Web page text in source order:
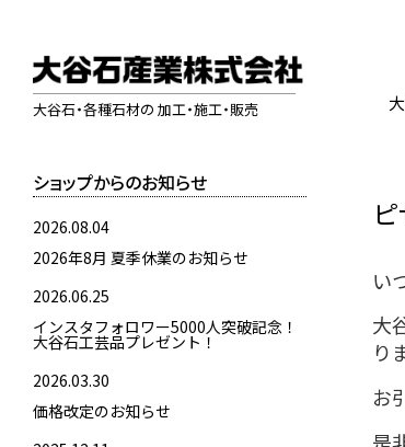
大谷石・各種石材の 加工・施工・販売
い
大
り
お
ショップからのお知らせ
2026.08.04
2026年8月 夏季休業のお知らせ
2026.06.25
インスタフォロワー5000人突破記念！
大谷石工芸品プレゼント！
2026.03.30
価格改定のお知らせ